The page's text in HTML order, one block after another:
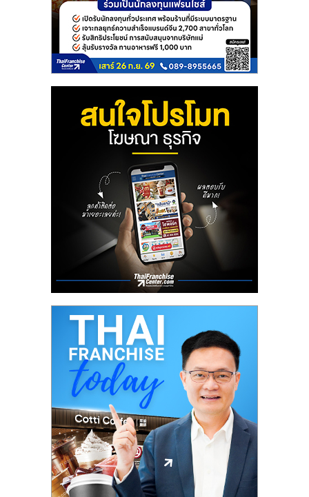
ไชส์
ขาย
หน้า
ปรึกษา
การ
ลงทุน